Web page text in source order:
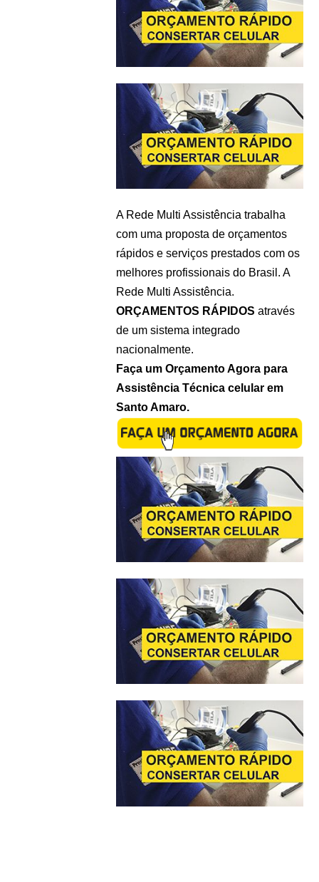
A Rede Multi Assistência trabalha
com uma proposta de orçamentos
rápidos e serviços prestados com os
melhores profissionais do Brasil. A
Rede Multi Assistência.
ORÇAMENTOS RÁPIDOS através
de um sistema integrado
nacionalmente.
Faça um Orçamento Agora para
Assistência Técnica celular em
Santo Amaro.